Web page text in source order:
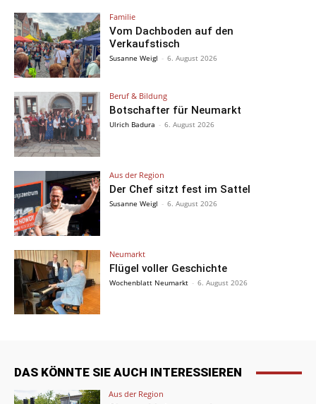
Familie
Vom Dachboden auf den
Verkaufstisch
Susanne Weigl - 6. August 2026
Beruf & Bildung
Botschafter für Neumarkt
Ulrich Badura - 6. August 2026
Aus der Region
Der Chef sitzt fest im Sattel
Susanne Weigl - 6. August 2026
Neumarkt
Flügel voller Geschichte
Wochenblatt Neumarkt - 6. August 2026
DAS KÖNNTE SIE AUCH INTERESSIEREN
Aus der Region